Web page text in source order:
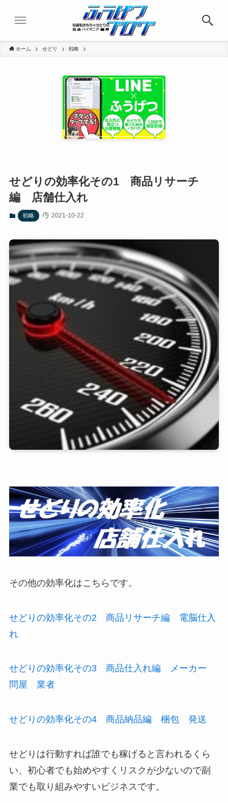
ホーム せどり 戦略
せどりの効率化その1 商品リサーチ
編 店舗仕入れ
戦略 2021-10-22
その他の効率化はこちらです。
せどりの効率化その2 商品リサーチ編 電脳仕入
れ
せどりの効率化その3 商品仕入れ編 メーカー
問屋 業者
せどりの効率化その4 商品納品編 梱包 発送
せどりは行動すれば誰でも稼げると言われるくら
い、初心者でも始めやすくリスクが少ないので副
業でも取り組みやすいビジネスです。